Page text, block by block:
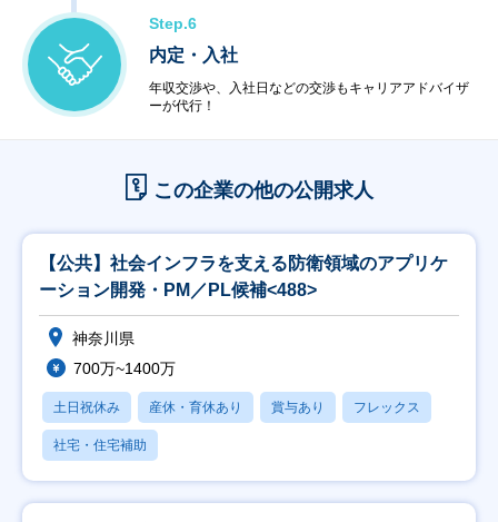
Step.6
内定・入社
年収交渉や、入社日などの交渉もキャリアアドバイザ
ーが代行！
この企業の他の公開求人
【公共】社会インフラを支える防衛領域のアプリケ
ーション開発・PM／PL候補<488>
神奈川県
700万~1400万
土日祝休み 産休・育休あり 賞与あり フレックス
社宅・住宅補助